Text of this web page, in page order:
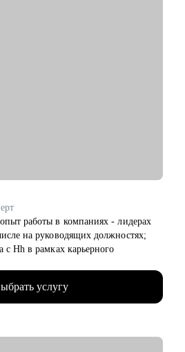
работы в компаниях - лидерах
на руководящих должностях;
с Hh в рамках карьерного
для специалистов различного
консультаций, подготовки к
услугу